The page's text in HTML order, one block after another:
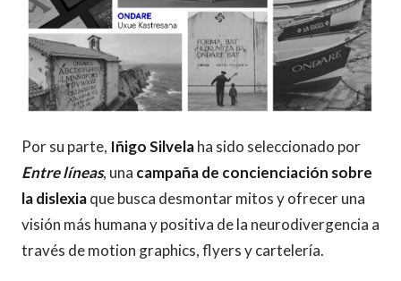
Por su parte, Iñigo Silvelaha sido seleccionado por
Entre líneas, una campaña de concienciación sobre
la dislexiaque busca desmontar mitos y ofrecer una
visión más humana y positiva de la neurodivergencia a
través de motion graphics, flyers y cartelería.